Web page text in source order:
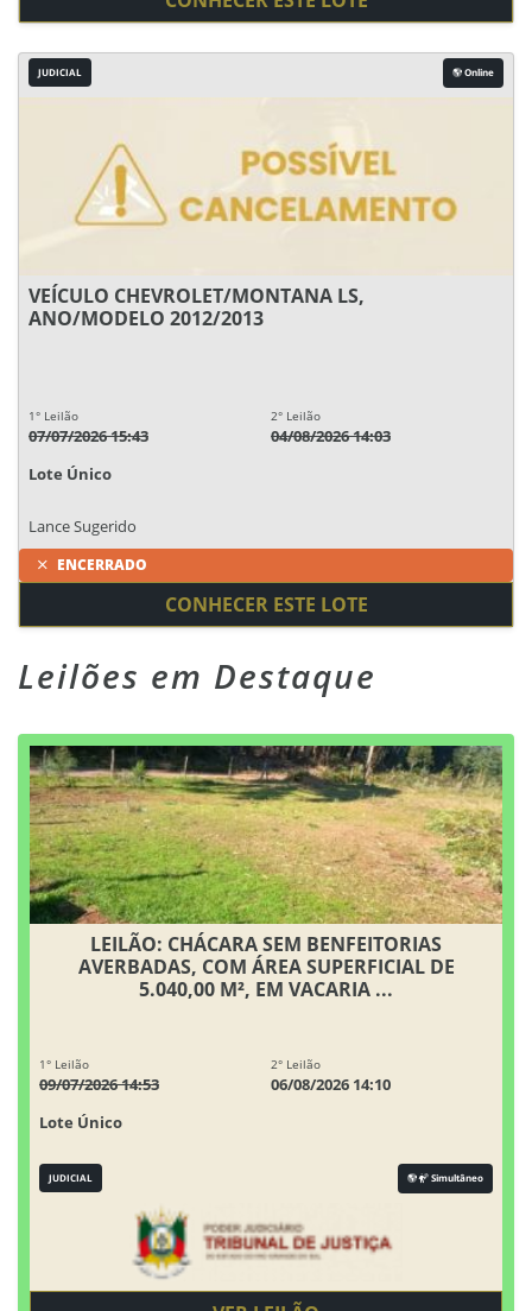
JUDICIAL Online
VEÍCULO CHEVROLET/MONTANA LS,
ANO/MODELO 2012/2013
1° Leilão
07/07/2026 15:43
2° Leilão
04/08/2026 14:03
Lote Único
Lance Sugerido
ENCERRADO
CONHECER ESTE LOTE
Leilões em Destaque
LEILÃO: CHÁCARA SEM BENFEITORIAS
AVERBADAS, COM ÁREA SUPERFICIAL DE
5.040,00 M², EM VACARIA ...
1° Leilão
09/07/2026 14:53
2° Leilão
06/08/2026 14:10
Lote Único
JUDICIAL Simultâneo